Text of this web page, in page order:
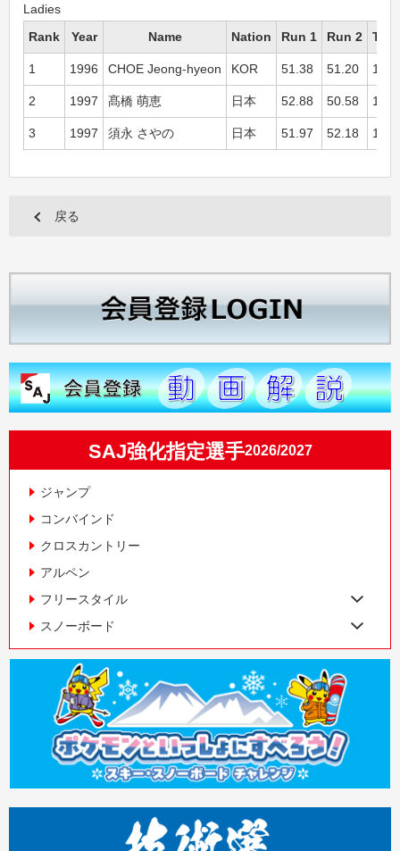
Ladies
Rank
Year Name Nation Run 1 Run 2
1 1996 CHOE Jeong-hyeon KOR 51.38 51.20
2 1997 髙橋 萌恵 日本 52.88 50.58
3 1997 須永 さやの 日本 51.97 52.18
戻る
SAJ強化指定選手2026/2027
ジャンプ
コンバインド
クロスカントリー
アルペン
フリースタイル
スノーボード